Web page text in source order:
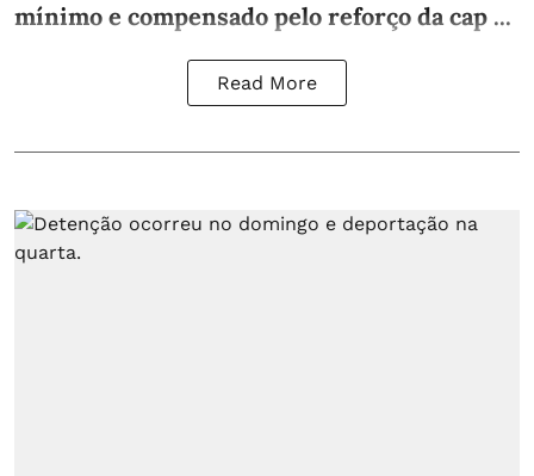
mínimo e compensado pelo reforço da cap ...
Read More